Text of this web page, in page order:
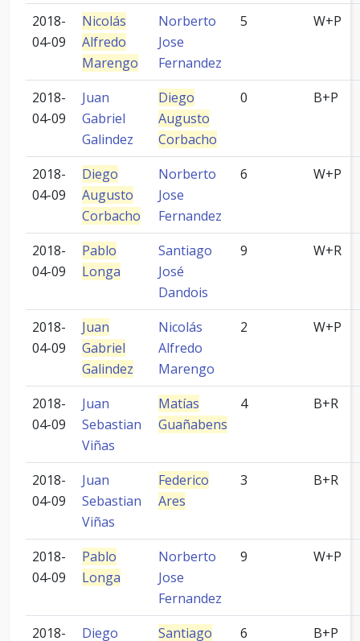
2018-
04-09
Nicolás
Alfredo
Marengo
Norberto
Jose
Fernandez
5 W+P
2018-
04-09
Juan
Gabriel
Galindez
Diego
Augusto
Corbacho
0 B+P
2018-
04-09
Diego
Augusto
Corbacho
Norberto
Jose
Fernandez
6 W+P
2018-
04-09
Pablo
Longa
Santiago
José
Dandois
9 W+R
2018-
04-09
Juan
Gabriel
Galindez
Nicolás
Alfredo
Marengo
2 W+P
2018-
04-09
Juan
Sebastian
Viñas
Matías
Guañabens
4 B+R
2018-
04-09
Juan
Sebastian
Viñas
Federico
Ares
3 B+R
2018-
04-09
Pablo
Longa
Norberto
Jose
Fernandez
9 W+P
2018- Diego Santiago 6 B+P